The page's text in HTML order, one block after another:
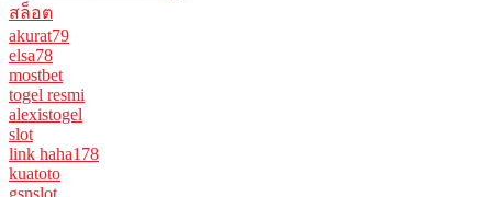
สล็อต
akurat79
elsa78
mostbet
togel resmi
alexistogel
slot
link haha178
kuatoto